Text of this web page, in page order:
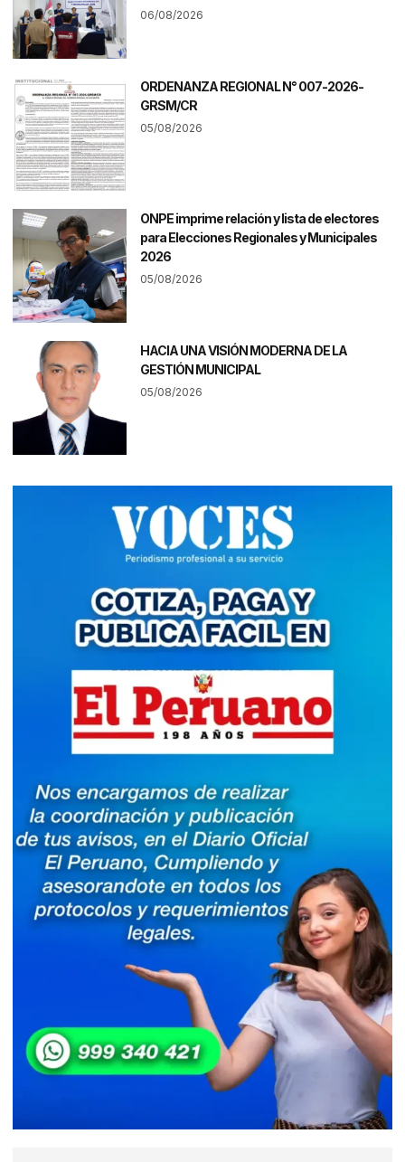
06/08/2026
ORDENANZA REGIONAL N° 007-2026-
GRSM/CR
05/08/2026
ONPE imprime relación y lista de electores
para Elecciones Regionales y Municipales
2026
05/08/2026
HACIA UNA VISIÓN MODERNA DE LA
GESTIÓN MUNICIPAL
05/08/2026